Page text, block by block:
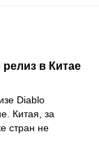
в Китае
Diablo
Китая, за
стран не